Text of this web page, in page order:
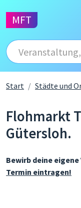
MFT
Start Städte und
Flohmarkt
Gütersloh.
Bewirb deine
Termin eintragen!